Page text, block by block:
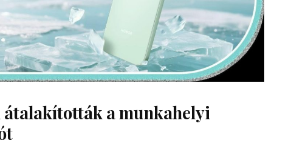
átalakították a munkahelyi